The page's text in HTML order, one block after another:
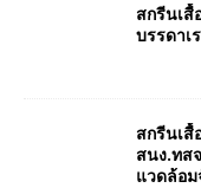
สกรีนเสื้
บรรดาเ
สกรีนเสื้
สนง.ทส
แวดล้อม